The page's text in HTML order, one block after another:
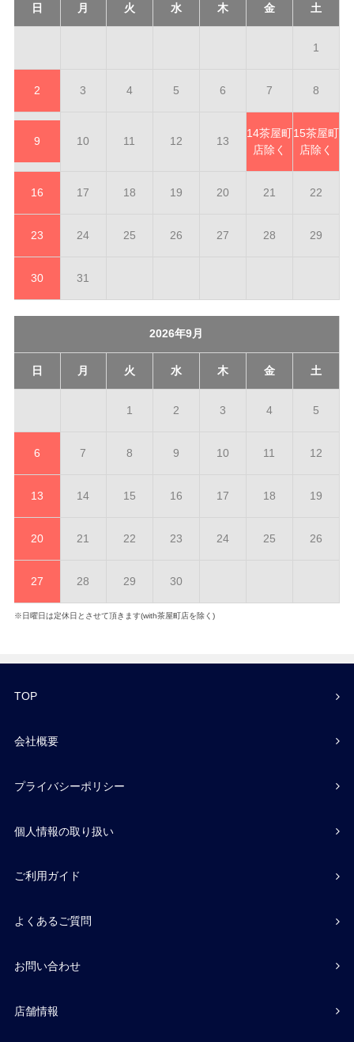
日 月 火 水 木 金 土
1
2 3 4 5 6 7 8
9 10 11 12 13
14茶屋町
店除く
15茶屋町
店除く
16 17 18 19 20 21 22
23 24 25 26 27 28 29
30 31
2026年9月
日 月 火 水 木 金 土
1 2 3 4 5
6 7 8 9 10 11 12
13 14 15 16 17 18 19
20 21 22 23 24 25 26
27 28 29 30
※日曜日は定休日とさせて頂きます(with茶屋町店を除く)
TOP
会社概要
プライバシーポリシー
個人情報の取り扱い
ご利用ガイド
よくあるご質問
お問い合わせ
店舗情報